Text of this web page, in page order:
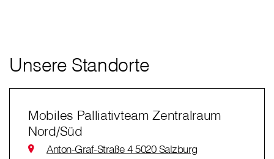
Unsere Standorte
Mobiles Palliativteam Zentralraum
Nord/Süd
Anton-Graf-Straße 4 5020 Salzburg